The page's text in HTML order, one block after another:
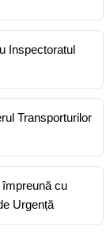
Inspectoratul
Transporturilor
împreună cu
Urgență